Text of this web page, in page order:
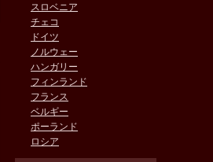
スロベニア
チェコ
ドイツ
ノルウェー
ハンガリー
フィンランド
フランス
ベルギー
ポーランド
ロシア